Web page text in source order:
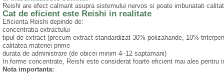
Reishi are efect calmant asupra sistemului nervos si poate imbunatati
Cat de eficient este Reishi in realitate
Eficienta Reishi depinde de:
concentratia extractului
tipul de extract (precum extract standardizat 30% polizaharide, 10%
calitatea materiei prime
durata de administrare (de obicei minim 4–12 saptamani)
In forme concentrate, Reishi este considerat foarte eficient mai ales
Nota importanta: